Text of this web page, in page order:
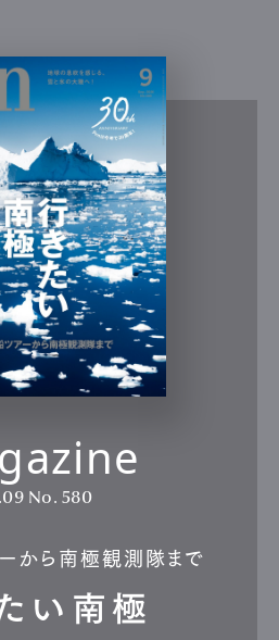
No. 580
から南極観測隊まで
い南極